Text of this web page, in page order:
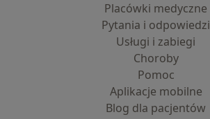
Placówki medyczne
Pytania i odpowiedzi
Usługi i zabiegi
Choroby
Pomoc
Aplikacje mobilne
Blog dla pacjentów